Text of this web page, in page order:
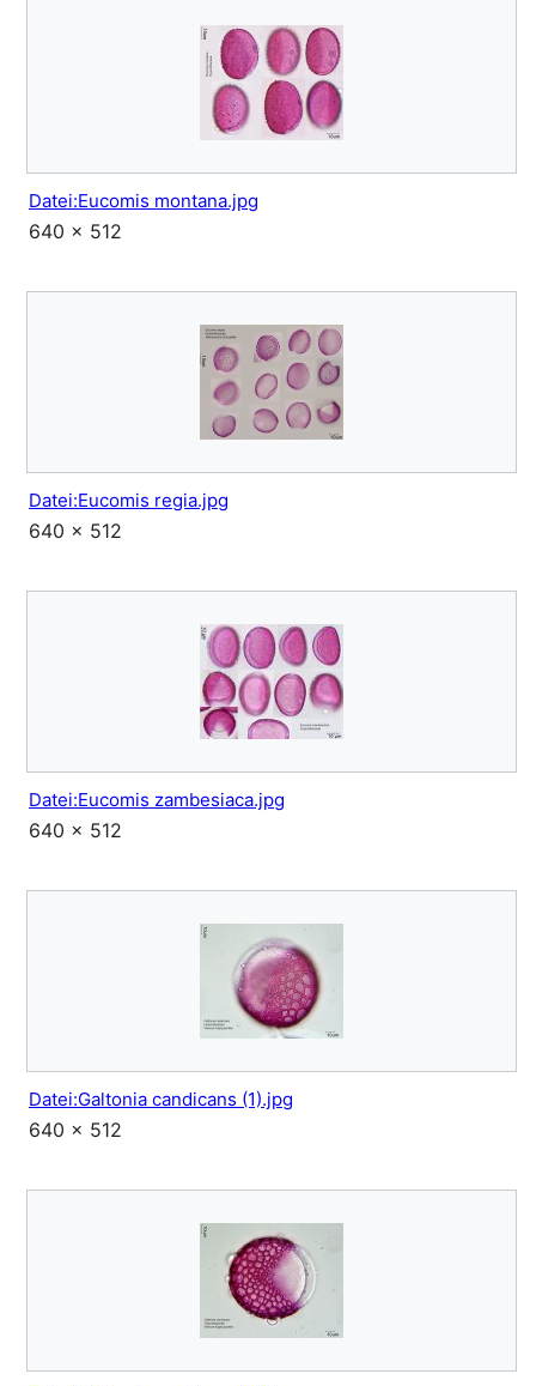
Datei:Eucomis montana.jpg
640 × 512
Datei:Eucomis regia.jpg
640 × 512
Datei:Eucomis zambesiaca.jpg
640 × 512
Datei:Galtonia candicans (1).jpg
640 × 512